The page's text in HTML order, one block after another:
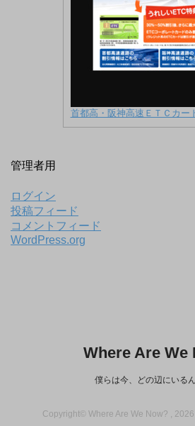
首都高・阪神高速ＥＴＣカー
管理者用
ログイン
投稿フィード
コメントフィード
WordPress.org
Where Are We
僕らは今、どの辺にいる
Copyright© Where Are We Now? ,